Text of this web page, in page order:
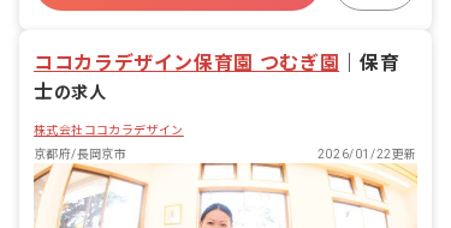
ココカラデザイン保育園 つむぎ園
保育
士の求人
株式会社ココカラデザイン
京都府/長岡京市
2026/01/22更新